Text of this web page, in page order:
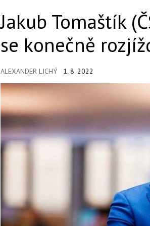
Jakub Tomaštík
se konečně
ALEXANDER LICHÝ 1. 8. 2022